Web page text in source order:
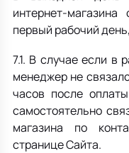
интернет-
первый рабочий
7.1. В случае если в
менеджер не
часов после
самостоятельно
магазина по
странице Сайта.